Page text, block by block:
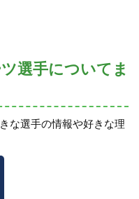
選手についてま
な選手の情報や好きな理